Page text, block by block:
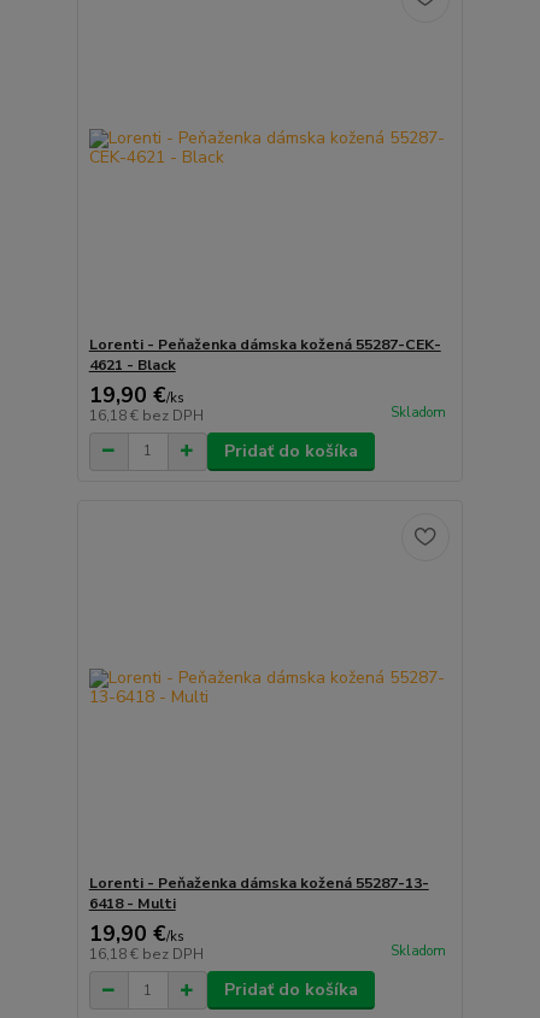
Lorenti - Peňaženka dámska kožená 55287-CEK-
4621 - Black
19,90 €/ks
16,18 € bez DPH Skladom
Pridať do košíka
Lorenti - Peňaženka dámska kožená 55287-13-
6418 - Multi
19,90 €/ks
16,18 € bez DPH Skladom
Pridať do košíka